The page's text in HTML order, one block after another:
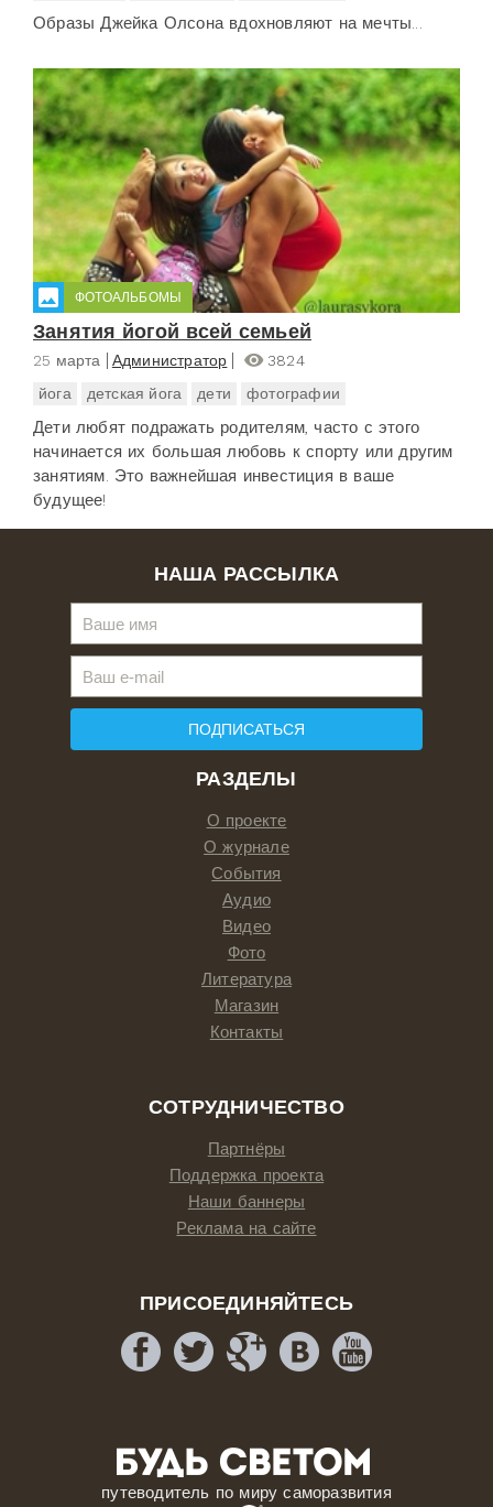
Образы Джейка Олсона вдохновляют на мечты...
ФОТОАЛЬБОМЫ
Занятия йогой всей семьей
25 марта Администратор
3824
йога
детская йога дети фотографии
Дети любят подражать родителям, часто с этого
начинается их большая любовь к спорту или другим
занятиям. Это важнейшая инвестиция в ваше
будущее!
РАЗДЕЛЫ
О проекте
О журнале
События
Аудио
Видео
Фото
Литература
Магазин
Контакты
СОТРУДНИЧЕСТВО
Партнёры
Поддержка проекта
Наши баннеры
Реклама на сайте
ПРИСОЕДИНЯЙТЕСЬ
путеводитель по миру саморазвития
НАША РАССЫЛКА
ПОДПИСАТЬСЯ